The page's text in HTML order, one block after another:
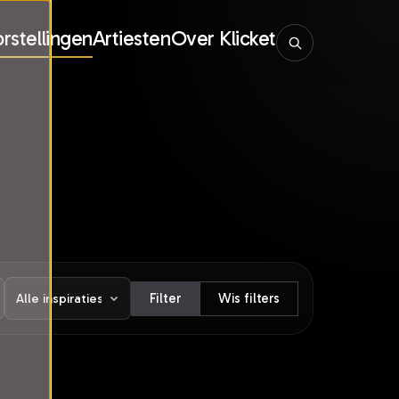
ArtiestenOver Klicket
Filter Wis filters